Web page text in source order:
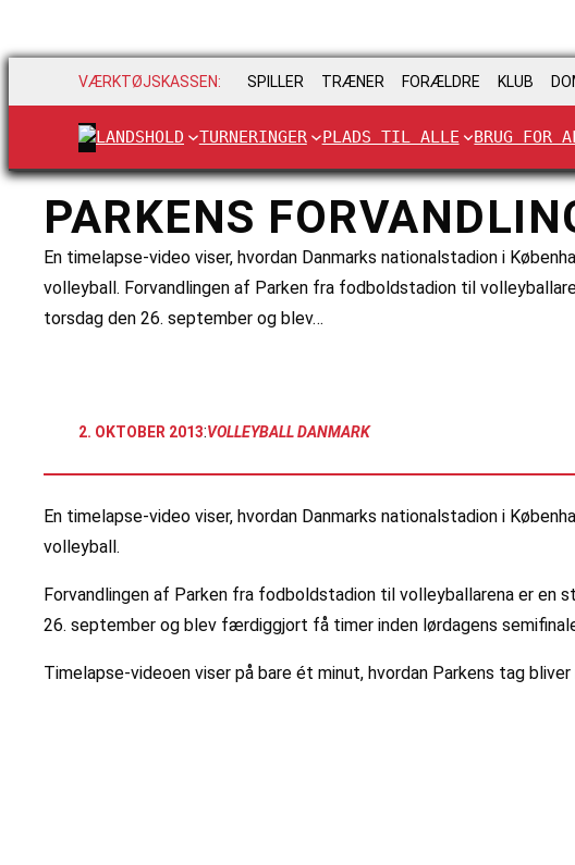
VÆRKTØJSKASSEN: SPILLER TRÆNER FORÆLDRE KLUB
LANDSHOLD TURNERINGER PLADS TIL ALLE BRUG FOR
PARKENS
En timelapse-video viser, hvordan Danmarks nationalstadion i
volleyball. Forvandlingen af Parken fra fodboldstadion til
torsdag den 26. september og blev…
2. OKTOBER 2013:VOLLEYBALL DANMARK
En timelapse-video viser, hvordan Danmarks nationalstadion i
volleyball.
Forvandlingen af Parken fra fodboldstadion til volleyballarena er
26. september og blev færdiggjort få timer inden lørdagens
Timelapse-videoen viser på bare ét minut, hvordan Parkens tag